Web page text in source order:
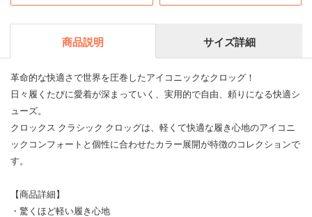
商品説明 サイズ詳細
革命的な快適さで世界を圧巻したアイコニックなクロッグ！
日々履くたびに愛着が深まっていく、実用的で自由、頼りになる快適シ
ューズ。
クロックス クラシック クロッグは、軽くて快適な履き心地のアイコニ
ックコンフォートと個性に合わせたカラー展開が特徴のコレクションで
す。
【商品詳細】
・驚くほど軽い履き心地